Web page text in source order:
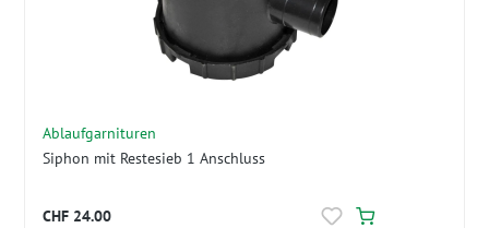
Ablaufgarnituren
Siphon mit Restesieb 1 Anschluss
CHF 24.00